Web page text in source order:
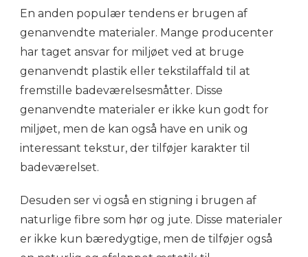
En anden populær tendens er brugen af
genanvendte materialer. Mange producenter
har taget ansvar for miljøet ved at bruge
genanvendt plastik eller tekstilaffald til at
fremstille badeværelsesmåtter. Disse
genanvendte materialer er ikke kun godt for
miljøet, men de kan også have en unik og
interessant tekstur, der tilføjer karakter til
badeværelset.
Desuden ser vi også en stigning i brugen af
naturlige fibre som hør og jute. Disse materialer
er ikke kun bæredygtige, men de tilføjer også